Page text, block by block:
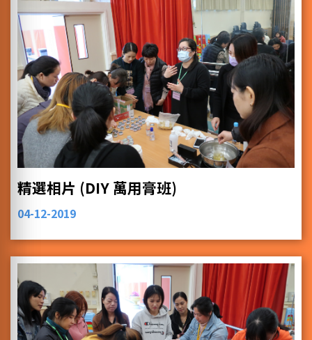
精選相片 (DIY 萬用膏班)
04-12-2019